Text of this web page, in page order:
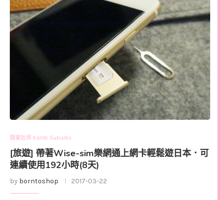
關東近郊 Kanto Suburbs
[旅遊] 帶著Wise-sim樂網通上網卡輕鬆遊日本．可
連續使用192小時(8天)
by borntoshop 2017-03-22